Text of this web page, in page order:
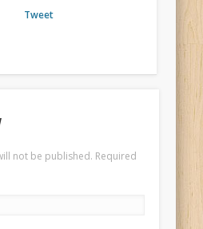
Tweet
not be published. Required